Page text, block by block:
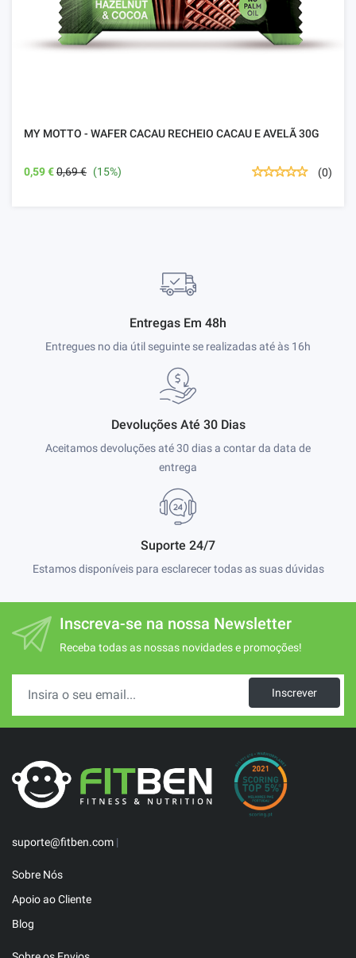
MY MOTTO - WAFER CACAU RECHEIO CACAU E AVELÃ 30G
0,59 €0,69 € (15%) (0)
Entregas Em 48h
Entregues no dia útil seguinte se realizadas até às 16h
Devoluções Até 30 Dias
Aceitamos devoluções até 30 dias a contar da data de
entrega
Suporte 24/7
Estamos disponíveis para esclarecer todas as suas dúvidas
Inscreva-se na nossa Newsletter
Receba todas as nossas novidades e promoções!
Inscrever
suporte@fitben.com |
Sobre Nós
Apoio ao Cliente
Blog